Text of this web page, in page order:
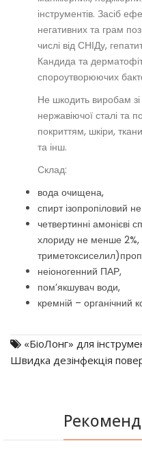
інструментів. Засіб
негативних та грам
числі від СНІДу,
Кандида та
спороутворюючих
Не шкодить виробам зі
нержавіючої сталі та
покриттям, шкіри,
та інш.
Склад:
вода очищена,
спирт ізопропіловий
четвертинні амонієві
хлориду не менше
неіоногенний ПАР,
пом’якшувач води,
кремній – органічний
«БіоЛонг» для
Швидка дезінфекція